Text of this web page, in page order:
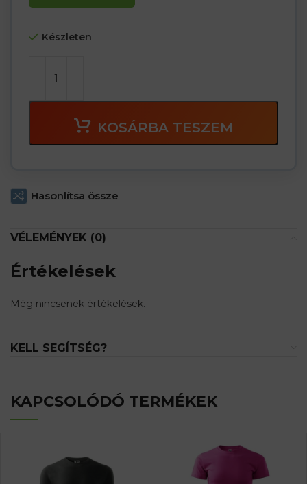
Készleten
KOSÁRBA TESZEM
Hasonlítsa össze
VÉLEMÉNYEK (0)
Értékelések
Még nincsenek értékelések.
KELL SEGÍTSÉG?
KAPCSOLÓDÓ TERMÉKEK